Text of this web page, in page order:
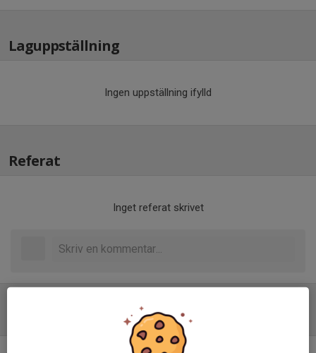
Laguppställning
Ingen uppställning ifylld
Referat
Inget referat skrivet